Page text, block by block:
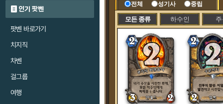
인기 팟벤
팟벤 바로가기
치지직
차벤
걸그룹
여행
전체 성기사 중립
모든 종류 하수인